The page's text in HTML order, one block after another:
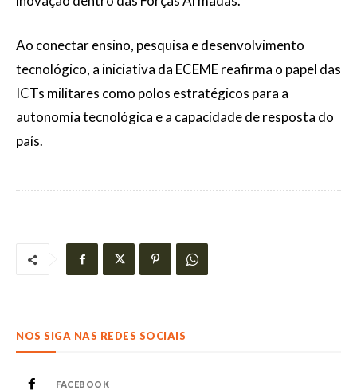
Ao conectar ensino, pesquisa e desenvolvimento
tecnológico, a iniciativa da ECEME reafirma o papel das
ICTs militares como polos estratégicos para a
autonomia tecnológica e a capacidade de resposta do
país.
NOS SIGA NAS REDES SOCIAIS
FACEBOOK